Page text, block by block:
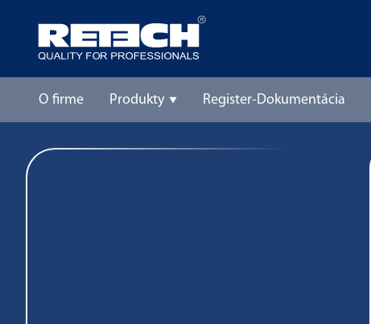
O firme Produkty Register-Dokumentácia